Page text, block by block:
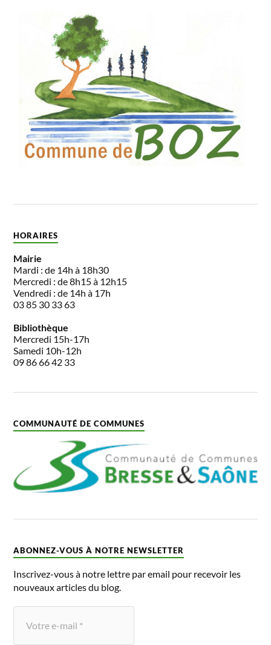
HORAIRES
Mairie
Mardi : de 14h à 18h30
Mercredi : de 8h15 à 12h15
Vendredi : de 14h à 17h
03 85 30 33 63
Bibliothèque
Mercredi 15h-17h
Samedi 10h-12h
09 86 66 42 33
COMMUNAUTÉ DE COMMUNES
ABONNEZ-VOUS À NOTRE NEWSLETTER
Inscrivez-vous à notre lettre par email pour recevoir les
nouveaux articles du blog.